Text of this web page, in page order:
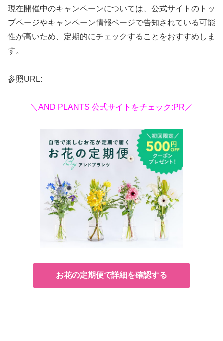
現在開催中のキャンペーンについては、公式サイトのトッ
プページやキャンペーン情報ページで告知されている可能
性が高いため、定期的にチェックすることをおすすめしま
す。
参照URL:
＼AND PLANTS 公式サイトをチェック:PR／
お花の定期便で詳細を確認する